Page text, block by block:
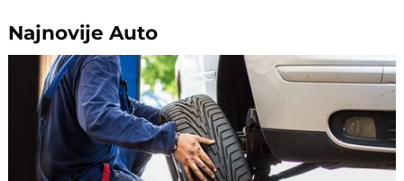
NajnovijeAuto